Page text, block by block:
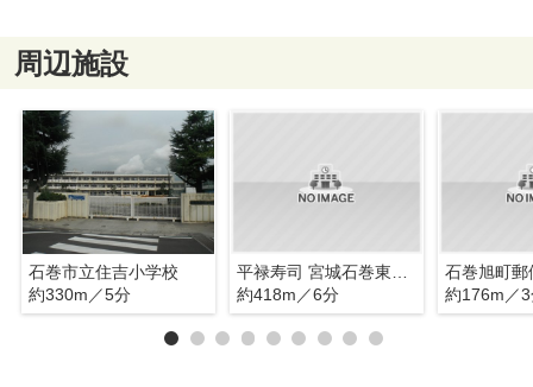
周辺施設
石巻市立住吉小学校
約330m／5分
約418m／6分
石巻旭町郵
約176m／